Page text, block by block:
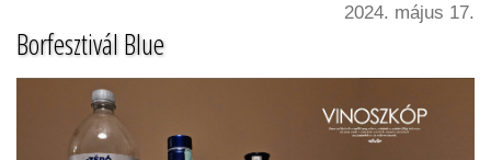
2024. május 17.
Borfesztivál Blue